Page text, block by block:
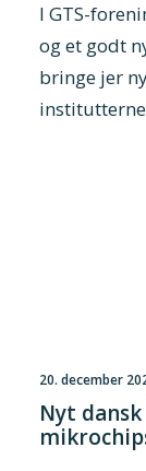
I GTS-
og et godt
bringe jer
20. december
Nyt